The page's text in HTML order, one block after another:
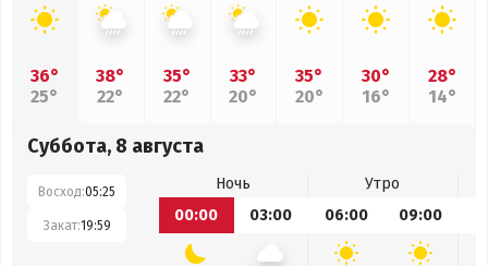
36°
25°
38°
22°
35°
22°
33°
20°
35°
20°
30°
16°
28°
14°
Суббота, 8 августа
Восход:05:25
Закат:19:59
Ночь
Утро
00:00
03:00 06:00 09:00